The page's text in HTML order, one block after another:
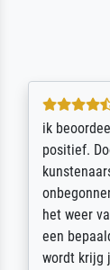
Die
getrübt,
eine
Ehefrau
auch
Hause